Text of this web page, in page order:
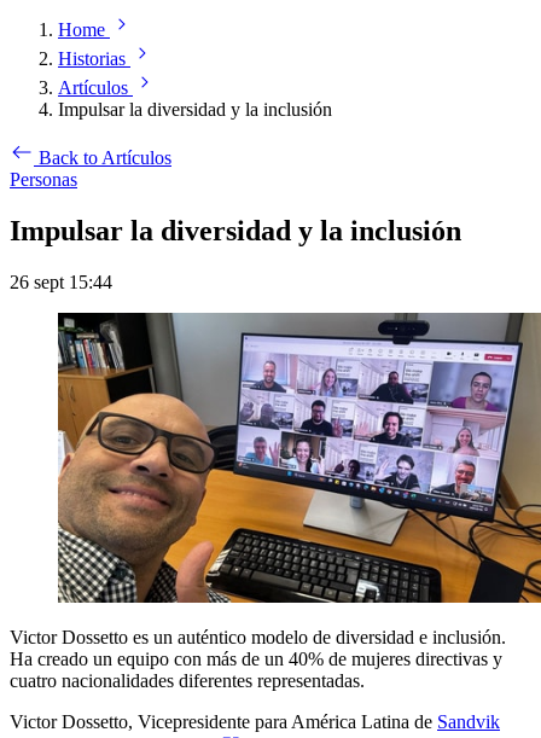
Home
Historias
Artículos
Impulsar la diversidad y la inclusión
Back to Artículos
Personas
Impulsar la diversidad y la inclusión
26 sept 15:44
Victor Dossetto es un auténtico modelo de diversidad e inclusión.
Ha creado un equipo con más de un 40% de mujeres directivas y
cuatro nacionalidades diferentes representadas.
Victor Dossetto, Vicepresidente para América Latina de Sandvik